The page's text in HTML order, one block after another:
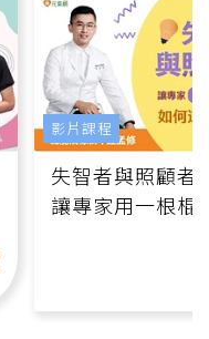
失智者與照顧者
讓專家用一根棍
影片課程